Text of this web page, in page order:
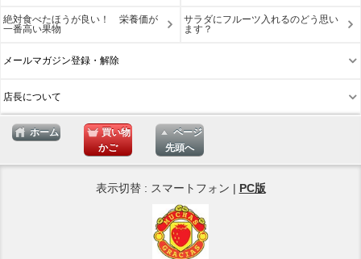
絶対食べたほうが良い！ 栄養価が
一番高い果物
サラダにフルーツ入れるのどう思い
ます？
メールマガジン登録・解除
店長について
ホーム
買い物
かご
ページ
先頭へ
表示切替 : スマートフォン | PC版